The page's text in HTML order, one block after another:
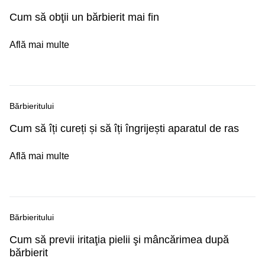
Cum să obţii un bărbierit mai fin
Află mai multe
Bărbieritului
Cum să îți cureți și să îți îngrijești aparatul de ras
Află mai multe
Bărbieritului
Cum să previi iritaţia pielii şi mâncărimea după
bărbierit